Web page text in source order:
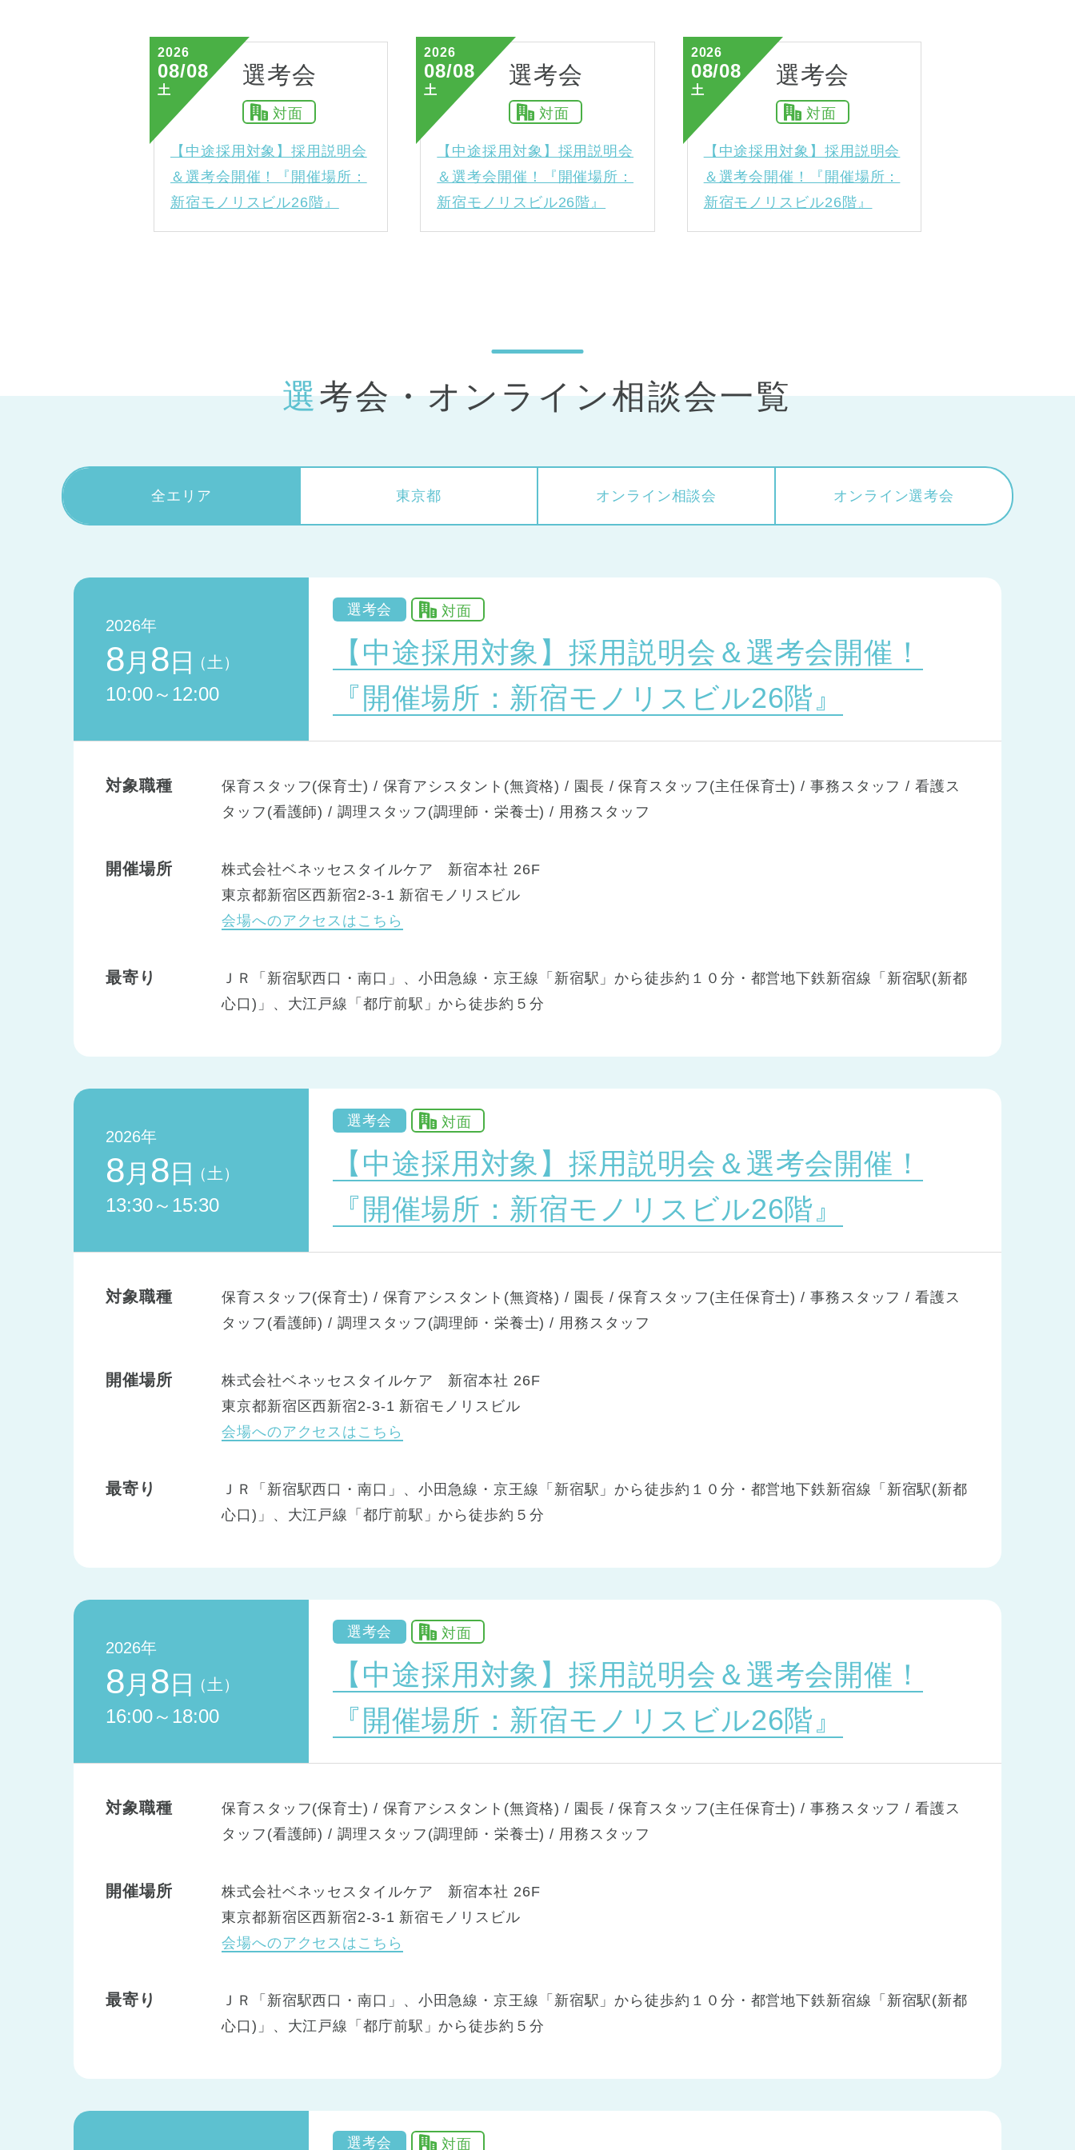
2026
08/08
土
選考会
対面
【中途採用対象】採用説明会
＆選考会開催！『開催場所：
新宿モノリスビル26階』
2026
08/08
土
選考会
対面
【中途採用対象】採用説明会
＆選考会開催！『開催場所：
新宿モノリスビル26階』
2026
08/08
土
選考会
対面
【中途採用対象】採用説明会
＆選考会開催！『開催場所：
新宿モノリスビル26階』
選考会・オンライン相談会一覧
全エリア 東京都 オンライン相談会 オンライン選考会
2026年
8月 8 日 （土）
10:00～12:00
選考会 対面
【中途採用対象】採用説明会＆選考会開催！
『開催場所：新宿モノリスビル26階』
対象職種
保育スタッフ(保育士) / 保育アシスタント(無資格) / 園長 / 保育スタッフ(主任保育士) / 事務スタッフ / 看護ス
タッフ(看護師) / 調理スタッフ(調理師・栄養士) / 用務スタッフ
開催場所
株式会社ベネッセスタイルケア 新宿本社 26F
東京都新宿区西新宿2-3-1 新宿モノリスビル
会場へのアクセスはこちら
最寄り
ＪＲ「新宿駅西口・南口」、小田急線・京王線「新宿駅」から徒歩約１０分・都営地下鉄新宿線「新宿駅(新都
心口)」、大江戸線「都庁前駅」から徒歩約５分
2026年
8月 8 日 （土）
13:30～15:30
選考会 対面
【中途採用対象】採用説明会＆選考会開催！
『開催場所：新宿モノリスビル26階』
対象職種
保育スタッフ(保育士) / 保育アシスタント(無資格) / 園長 / 保育スタッフ(主任保育士) / 事務スタッフ / 看護ス
タッフ(看護師) / 調理スタッフ(調理師・栄養士) / 用務スタッフ
開催場所
株式会社ベネッセスタイルケア 新宿本社 26F
東京都新宿区西新宿2-3-1 新宿モノリスビル
会場へのアクセスはこちら
最寄り
ＪＲ「新宿駅西口・南口」、小田急線・京王線「新宿駅」から徒歩約１０分・都営地下鉄新宿線「新宿駅(新都
心口)」、大江戸線「都庁前駅」から徒歩約５分
2026年
8月 8 日 （土）
16:00～18:00
選考会 対面
【中途採用対象】採用説明会＆選考会開催！
『開催場所：新宿モノリスビル26階』
対象職種
保育スタッフ(保育士) / 保育アシスタント(無資格) / 園長 / 保育スタッフ(主任保育士) / 事務スタッフ / 看護ス
タッフ(看護師) / 調理スタッフ(調理師・栄養士) / 用務スタッフ
開催場所
株式会社ベネッセスタイルケア 新宿本社 26F
東京都新宿区西新宿2-3-1 新宿モノリスビル
会場へのアクセスはこちら
最寄り
ＪＲ「新宿駅西口・南口」、小田急線・京王線「新宿駅」から徒歩約１０分・都営地下鉄新宿線「新宿駅(新都
心口)」、大江戸線「都庁前駅」から徒歩約５分
選考会 対面